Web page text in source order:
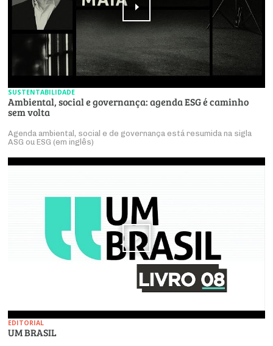
SUSTENTABILIDADE
Ambiental, social e governança: agenda ESG é caminho
sem volta
Agenda ambiental, social e de governança está resumida na sigla
ASG ou ESG (em inglês)
EDITORIAL
UM BRASIL